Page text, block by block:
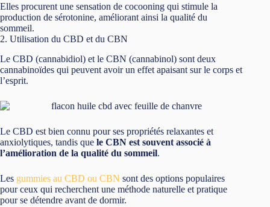
Elles procurent une sensation de cocooning qui stimule la
production de sérotonine, améliorant ainsi la qualité du
sommeil.
2. Utilisation du CBD et du CBN
Le CBD (cannabidiol) et le CBN (cannabinol) sont deux
cannabinoïdes qui peuvent avoir un effet apaisant sur le corps et
l’esprit.
Le CBD est bien connu pour ses propriétés relaxantes et
anxiolytiques, tandis que le CBN est souvent associé à
l’amélioration de la qualité du sommeil.
Les gummies au CBD ou CBN sont des options populaires
pour ceux qui recherchent une méthode naturelle et pratique
pour se détendre avant de dormir.